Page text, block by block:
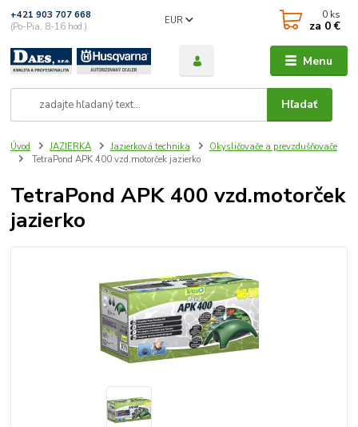
Menu
EUR
Hľadať
+421 903 707 668
(Po-Pia, 8-16 hod.)
0 ks
za 0 €
Úvod JAZIERKA Jazierková technika
Okysličovače a prevzdušňovače
TetraPond APK 400 vzd.motorček jazierko
TetraPond APK 400 vzd.motorček
jazierko